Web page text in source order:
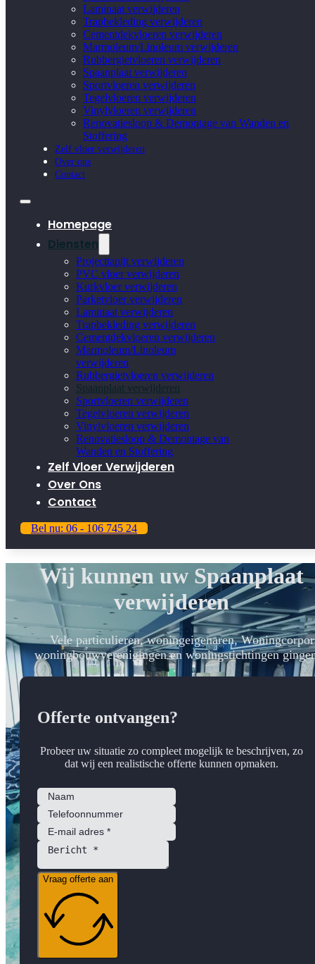
Laminaat verwijderen
Trapbekleding verwijderen
Cementdekvloeren verwijderen
Marmoleum/Linoleum verwijderen
Rubbergietvloeren verwijderen
Spaanplaat verwijderen
Sportvloeren verwijderen
Tegelvloeren verwijderen
Vinylvloeren verwijderen
Renovatiesloop & Demontage van Wanden en
Stoffering
Zelf vloer verwijderen
Over ons
Contact
Homepage
Diensten
Projecttapijt verwijderen
PVC vloer verwijderen
Kurkvloer verwijderen
Parketvloer verwijderen
Laminaat verwijderen
Trapbekleding verwijderen
Cementdekvloeren verwijderen
Marmoleum/Linoleum
verwijderen
Rubbergietvloeren verwijderen
Spaanplaat verwijderen
Sportvloeren verwijderen
Tegelvloeren verwijderen
Vinylvloeren verwijderen
Renovatiesloop & Demontage van
Wanden en Stoffering
Zelf Vloer Verwijderen
Over Ons
Contact
Bel nu: 06 - 106 745 24
Wij kunnen uw Spaanplaat
verwijderen
Vele particulieren, woningeigenaren,
woningbouwverenigingen en woningstichtingen
Offerte ontvangen?
Probeer uw situatie zo compleet mogelijk te beschrijven, zo
dat wij een realistische offerte kunnen opmaken.
Vraag offerte aan